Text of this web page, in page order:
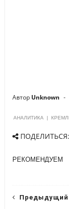
Автор Unknown
АНАЛИТИКА |
ПОДЕЛИТЬСЯ:
РЕКОМЕНДУЕМ
Предыдущий